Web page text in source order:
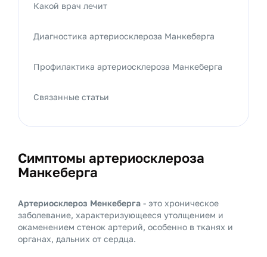
Симптомы артериосклероза
Манкеберга
Артериосклероз Менкеберга - это хроническое
заболевание, характеризующееся утолщением и
окаменением стенок артерий, особенно в тканях и
органах, дальних от сердца.
Какой врач лечит
Диагностика артериосклероза Манкеберга
Профилактика артериосклероза Манкеберга
Связанные статьи